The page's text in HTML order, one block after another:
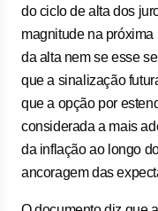
do ciclo de alta dos
magnitude na
da alta nem se esse
que a sinalização
que a opção por
considerada a mais
da inflação ao longo
ancoragem das